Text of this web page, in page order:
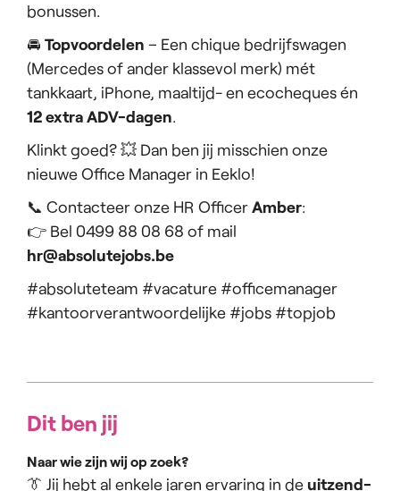
bonussen.
🚘 Topvoordelen – Een chique bedrijfswagen
(Mercedes of ander klassevol merk) mét
tankkaart, iPhone, maaltijd- en ecocheques én
12 extra ADV-dagen.
Klinkt goed? 💥 Dan ben jij misschien onze
nieuwe Office Manager in Eeklo!
📞 Contacteer onze HR OfficerAmber:
👉 Bel 0499 88 08 68 of mail
hr@absolutejobs.be
#absoluteteam #vacature #officemanager
#kantoorverantwoordelijke #jobs #topjob
Dit ben jij
Naar wie zijn wij op zoek?
👔 Jij hebt al enkele jaren ervaring in de uitzend-